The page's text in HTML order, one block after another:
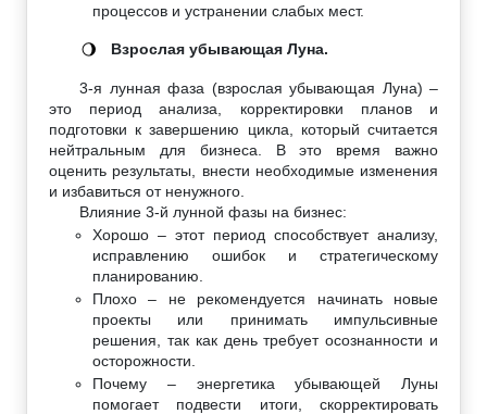
процессов и устранении слабых мест.
🌖 Взрослая убывающая Луна.
3-я лунная фаза (взрослая убывающая Луна) –
это период анализа, корректировки планов и
подготовки к завершению цикла, который считается
нейтральным для бизнеса. В это время важно
оценить результаты, внести необходимые изменения
и избавиться от ненужного.
Влияние 3-й лунной фазы на бизнес:
Хорошо – этот период способствует анализу,
исправлению ошибок и стратегическому
планированию.
Плохо – не рекомендуется начинать новые
проекты или принимать импульсивные
решения, так как день требует осознанности и
осторожности.
Почему – энергетика убывающей Луны
помогает подвести итоги, скорректировать